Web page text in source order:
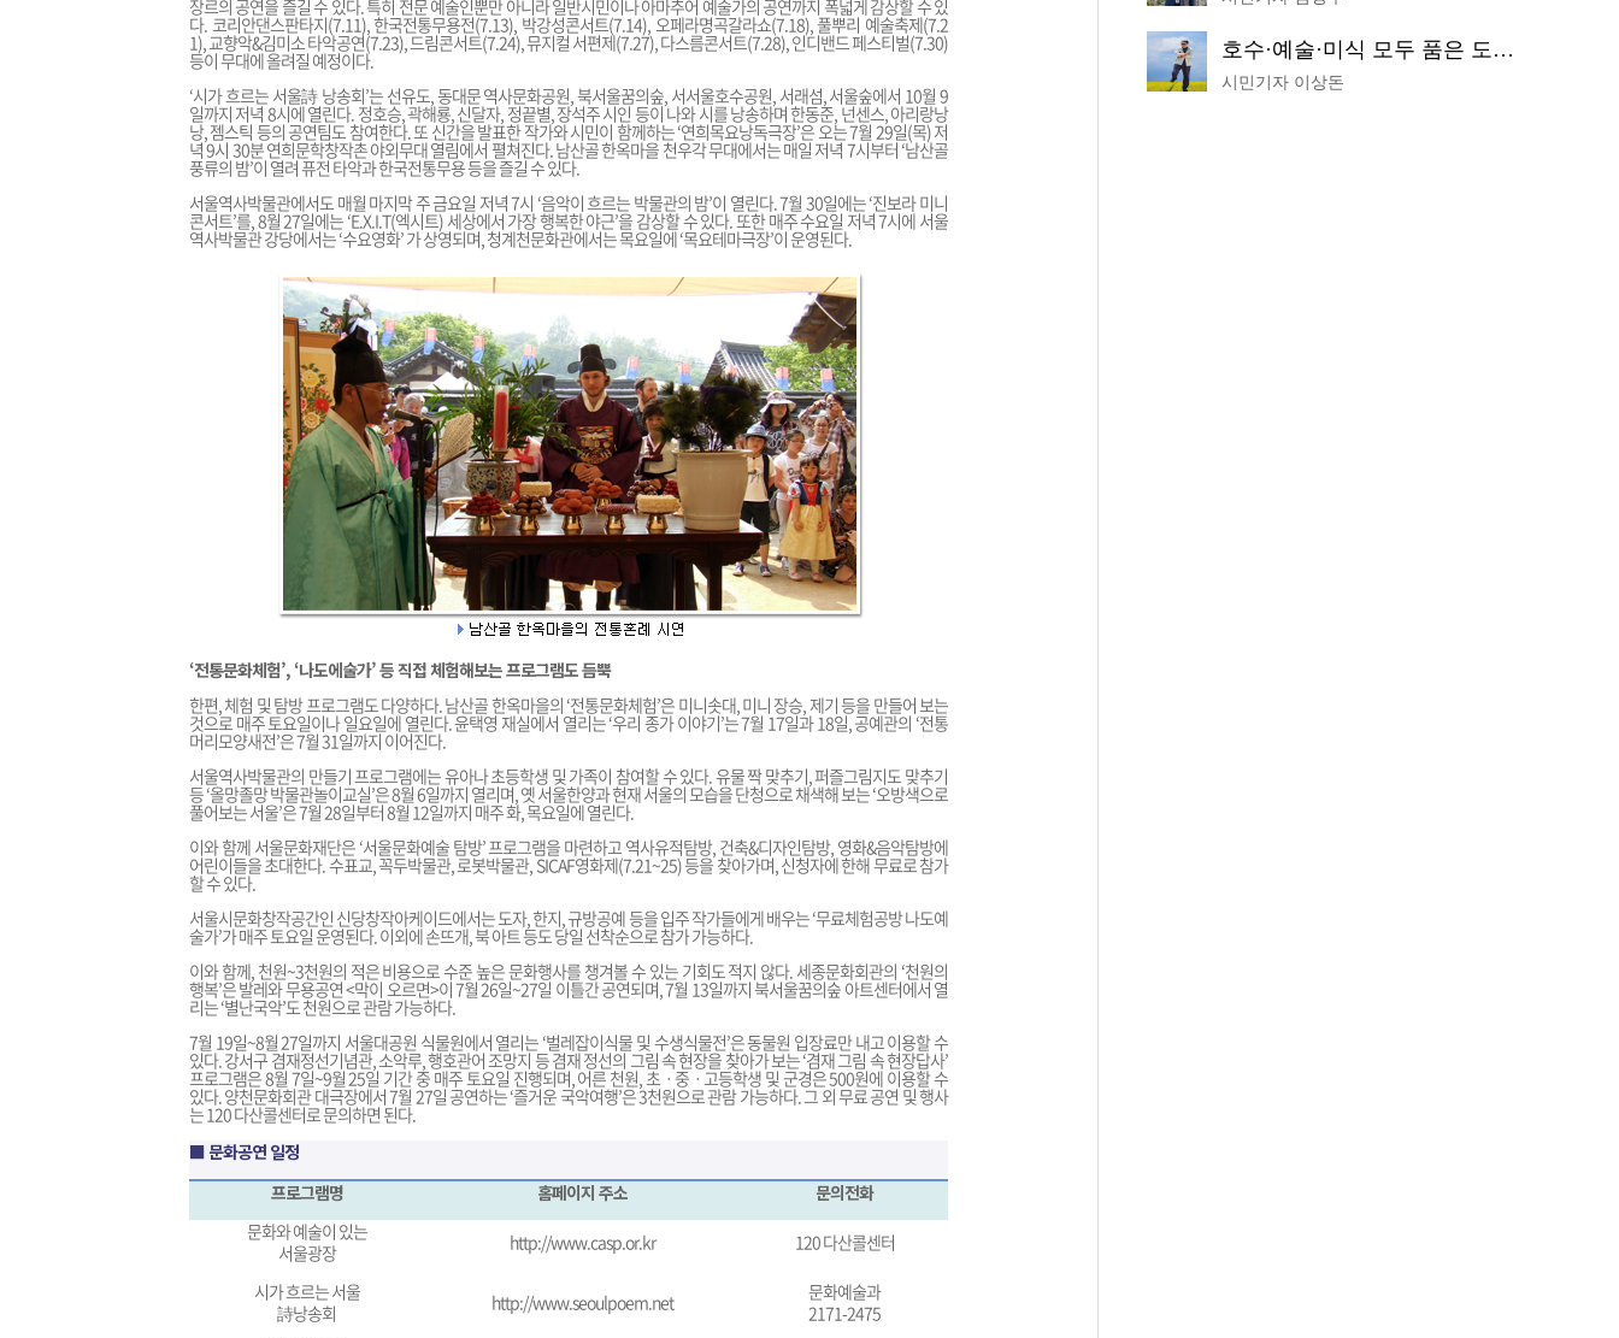
장르의 공연을 즐길 수 있다. 특히 전문 예술인뿐만 아니라 일반시민이나 아마추어 예술가의 공연까지 폭넓게 감상할 수 있
다. 코리안댄스판타지(7.11), 한국전통무용전(7.13), 박강성콘서트(7.14), 오페라명곡갈라쇼(7.18), 풀뿌리 예술축제(7.2
1), 교향악&김미소 타악공연(7.23), 드림콘서트(7.24), 뮤지컬 서편제(7.27), 다스름콘서트(7.28), 인디밴드 페스티벌(7.30)
등이 무대에 올려질 예정이다.
‘시가 흐르는 서울詩 낭송회’는 선유도, 동대문 역사문화공원, 북서울꿈의숲, 서서울호수공원, 서래섬, 서울숲에서 10월 9
일까지 저녁 8시에 열린다. 정호승, 곽해룡, 신달자, 정끝별, 장석주 시인 등이 나와 시를 낭송하며 한동준, 넌센스, 아리랑낭
낭, 젬스틱 등의 공연팀도 참여한다. 또 신간을 발표한 작가와 시민이 함께하는 ‘연희목요낭독극장’은 오는 7월 29일(목) 저
녁 9시 30분 연희문학창작촌 야외무대 열림에서 펼쳐진다. 남산골 한옥마을 천우각 무대에서는 매일 저녁 7시부터 ‘남산골
풍류의 밤’이 열려 퓨전 타악과 한국전통무용 등을 즐길 수 있다.
서울역사박물관에서도 매월 마지막 주 금요일 저녁 7시 ‘음악이 흐르는 박물관의 밤’이 열린다. 7월 30일에는 ‘진보라 미니
콘서트’를, 8월 27일에는 ‘E.X.I.T(엑시트) 세상에서 가장 행복한 야근’을 감상할 수 있다. 또한 매주 수요일 저녁 7시에 서울
역사박물관 강당에서는 ‘수요영화’ 가 상영되며, 청계천문화관에서는 목요일에 ‘목요테마극장’이 운영된다.
‘전통문화체험’, ‘나도에술가’ 등 직접 체험해보는 프로그램도 듬뿍
한편, 체험 및 탐방 프로그램도 다양하다. 남산골 한옥마을의 ‘전통문화체험’은 미니솟대, 미니 장승, 제기 등을 만들어 보는
것으로 매주 토요일이나 일요일에 열린다. 윤택영 재실에서 열리는 ‘우리 종가 이야기’는 7월 17일과 18일, 공예관의 ‘전통
머리모양새전’은 7월 31일까지 이어진다.
서울역사박물관의 만들기 프로그램에는 유아나 초등학생 및 가족이 참여할 수 있다. 유물 짝 맞추기, 퍼즐그림지도 맞추기
등 ‘올망졸망 박물관놀이교실’은 8월 6일까지 열리며, 옛 서울한양과 현재 서울의 모습을 단청으로 채색해 보는 ‘오방색으로
풀어보는 서울’은 7월 28일부터 8월 12일까지 매주 화, 목요일에 열린다.
이와 함께 서울문화재단은 ‘서울문화예술 탐방’ 프로그램을 마련하고 역사유적탐방, 건축&디자인탐방, 영화&음악탐방에
어린이들을 초대한다. 수표교, 꼭두박물관, 로봇박물관, SICAF영화제(7.21~25) 등을 찾아가며, 신청자에 한해 무료로 참가
할 수 있다.
서울시문화창작공간인 신당창작아케이드에서는 도자, 한지, 규방공예 등을 입주 작가들에게 배우는 ‘무료체험공방 나도예
술가’가 매주 토요일 운영된다. 이외에 손뜨개, 북 아트 등도 당일 선착순으로 참가 가능하다.
이와 함께, 천원~3천원의 적은 비용으로 수준 높은 문화행사를 챙겨볼 수 있는 기회도 적지 않다. 세종문화회관의 ‘천원의
행복’은 발레와 무용공연 <막이 오르면>이 7월 26일~27일 이틀간 공연되며, 7월 13일까지 북서울꿈의숲 아트센터에서 열
리는 ‘별난국악’도 천원으로 관람 가능하다.
7월 19일~8월 27일까지 서울대공원 식물원에서 열리는 ‘벌레잡이식물 및 수생식물전’은 동물원 입장료만 내고 이용할 수
있다. 강서구 겸재정선기념관, 소악루, 행호관어 조망지 등 겸재 정선의 그림 속 현장을 찾아가 보는 ‘겸재 그림 속 현장답사’
프로그램은 8월 7일~9월 25일 기간 중 매주 토요일 진행되며, 어른 천원, 초ㆍ중ㆍ고등학생 및 군경은 500원에 이용할 수
있다. 양천문화회관 대극장에서 7월 27일 공연하는 ‘즐거운 국악여행’은 3천원으로 관람 가능하다. 그 외 무료 공연 및 행사
는 120 다산콜센터로 문의하면 된다.
■ 문화공연 일정
프로그램명
홈페이지 주소
문의전화
문화와 예술이 있는
서울광장
http://www.casp.or.kr 120 다산콜센터
시가 흐르는 서울
詩낭송회
http://www.seoulpoem.net
문화예술과
2171-2475
호수·예술·미식 모두 품은 도보 코스! 서울식물원~LG아트센터~마곡테라스거리
시민기자 이상돈